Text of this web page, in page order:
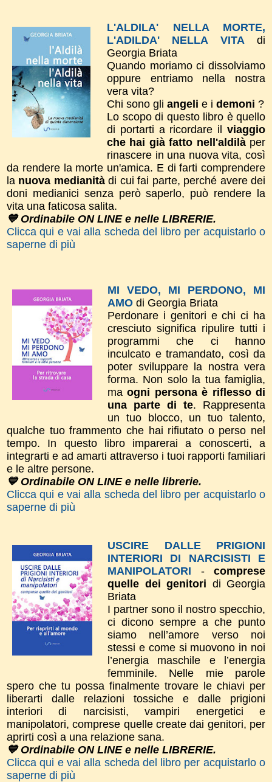
L'ALDILA' NELLA MORTE,
L'ADILDA' NELLA VITA di
Georgia Briata
Quando moriamo ci dissolviamo
oppure entriamo nella nostra
vera vita?
Chi sono gli angeli e i demoni ?
Lo scopo di questo libro è quello
di portarti a ricordare il viaggio
che hai già fatto nell'aldilà per
rinascere in una nuova vita, così
da rendere la morte un'amica. E di farti comprendere
la nuova medianitàdi cui fai parte, perché avere dei
doni medianici senza però saperlo, può rendere la
vita una faticosa salita.
💙 Ordinabile ON LINE e nelle LIBRERIE.
Clicca qui e vai alla scheda del libro per acquistarlo o
saperne di più
MI VEDO, MI PERDONO, MI
AMO di Georgia Briata
Perdonare i genitori e chi ci ha
cresciuto significa ripulire tutti i
programmi che ci hanno
inculcato e tramandato, così da
poter sviluppare la nostra vera
forma. Non solo la tuafamiglia,
maogni persona è riflesso di
una parte di te. Rappresenta
un tuo blocco, un tuo talento,
qualche tuo frammento che hai rifiutato o perso nel
tempo.
In questo libro imparerai a conoscerti, a
integrarti e ad amarti attraverso i tuoi rapporti familiari
e le altre persone.
💙 Ordinabile ON LINE e nelle librerie.
Clicca qui e vai alla scheda del libro per acquistarlo o
saperne di più
USCIRE DALLE PRIGIONI
INTERIORI DI NARCISISTI E
MANIPOLATORI
- comprese
quelle dei genitori di Georgia
Briata
I partner sono il nostro specchio,
ci dicono sempre a che punto
siamo nell’amore verso noi
stessi e come si muovono in noi
l’energia maschile e l’energia
femminile. Nelle mie parole
spero che tu possa finalmente trovare le chiavi per
liberarti dalle relazioni tossiche e dalle prigioni
interiori di narcisisti, vampiri energetici e
manipolatori, comprese quelle create dai genitori, per
aprirti così a una relazione sana.
💙 Ordinabile ON LINE e nelle LIBRERIE.
Clicca qui e vai alla scheda del libro per acquistarlo o
saperne di più